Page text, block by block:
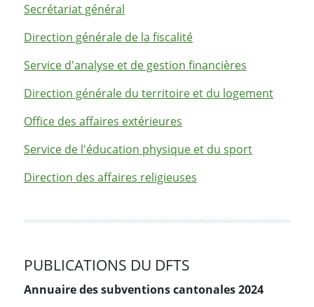
Secrétariat général
Direction générale de la fiscalité
Service d'analyse et de gestion financières
Direction générale du territoire et du logement
Office des affaires extérieures
Service de l'éducation physique et du sport
Direction des affaires religieuses
PUBLICATIONS DU DFTS
Annuaire des subventions cantonales 2024